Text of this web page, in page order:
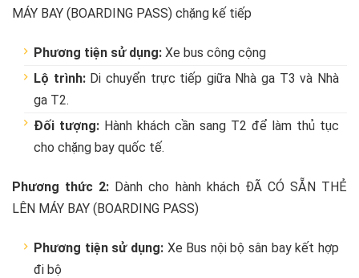
MÁY BAY (BOARDING PASS) chặng kế tiếp
Phương tiện sử dụng: Xe bus công cộng
Lộ trình: Di chuyển trực tiếp giữa Nhà ga T3 và Nhà
ga T2.
Đối tượng: Hành khách cần sang T2 để làm thủ tục
cho chặng bay quốc tế.
Phương thức 2: Dành cho hành khách ĐÃ CÓ SẴN THẺ
LÊN MÁY BAY (BOARDING PASS)
Phương tiện sử dụng: Xe Bus nội bộ sân bay kết hợp
đi bộ